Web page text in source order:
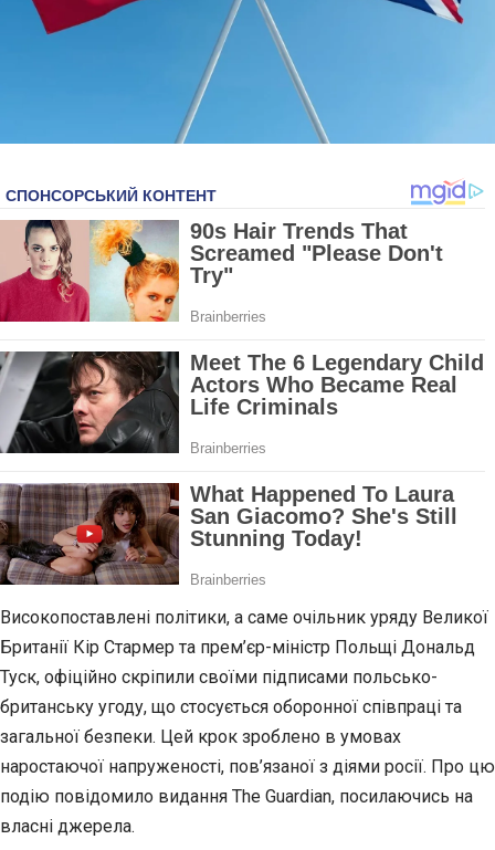
Високопоставлені політики, а саме очільник уряду Великої
Британії Кір Стармер та прем’єр-міністр Польщі Дональд
Туск, офіційно скріпили своїми підписами польсько-
британську угоду, що стосується оборонної співпраці та
загальної безпеки. Цей крок зроблено в умовах
наростаючої напруженості, пов’язаної з діями росії. Про цю
подію повідомило видання The Guardian, посилаючись на
власні джерела.